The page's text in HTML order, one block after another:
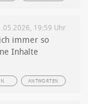
19:59 Uhr
immer so
Inhalte
ANTWORTEN